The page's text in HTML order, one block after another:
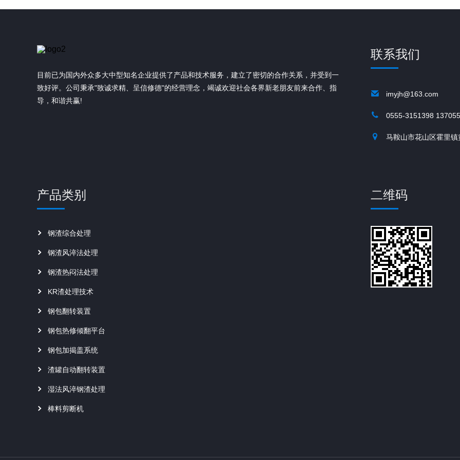
目前已为国内外众多大中型知名企业提供了产品和技术服务，建立了密切的合作关系，并受到一
致好评。公司秉承"致诚求精、呈信修德"的经营理念，竭诚欢迎社会各界新老朋友前来合作、指
导，和谐共赢!
联系我们
imyjh@163.com
0555-3151398
马鞍山市花山区霍里镇
产品类别
钢渣综合处理
钢渣风淬法处理
钢渣热闷法处理
KR渣处理技术
钢包翻转装置
钢包热修倾翻平台
钢包加揭盖系统
渣罐自动翻转装置
湿法风淬钢渣处理
棒料剪断机
二维码